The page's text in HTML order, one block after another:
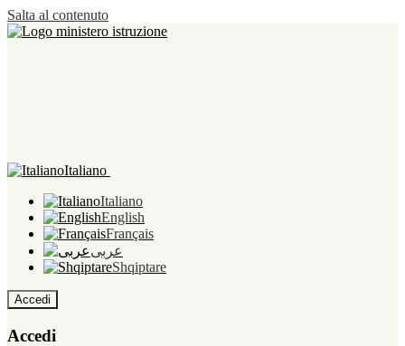
Salta al contenuto
Italiano
Italiano
English
Français
عربى
Shqiptare
Accedi
Accedi